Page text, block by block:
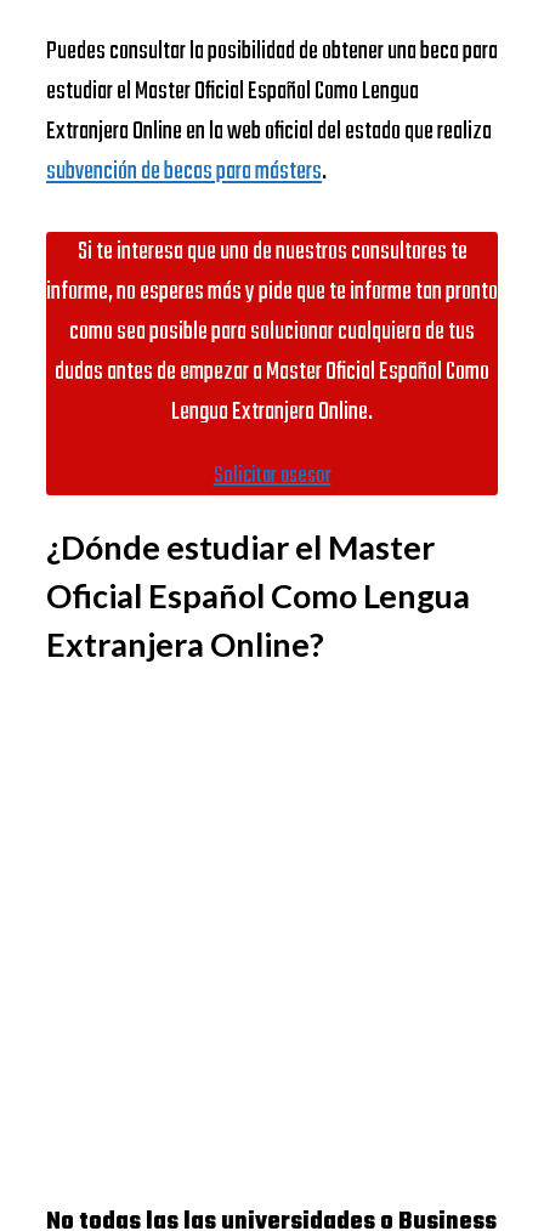
Puedes consultar la posibilidad de obtener una beca para
estudiar el Master Oficial Español Como Lengua
Extranjera Online en la web oficial del estado que realiza
subvención de becas para másters.
Si te interesa que uno de nuestros consultores te
informe, no esperes más y pide que te informe tan pronto
como sea posible para solucionar cualquiera de tus
dudas antes de empezar a Master Oficial Español Como
Lengua Extranjera Online.
Solicitar asesor
¿Dónde estudiar el Master
Oficial Español Como Lengua
Extranjera Online?
No todas las las universidades o Business